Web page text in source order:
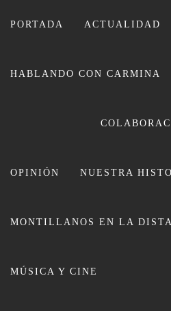
PORTADA ACTUALIDAD
HABLANDO CON CARMINA
OPINIÓN NUESTRA
MONTILLANOS EN LA
MÚSICA Y CINE
Mes: julio 2024